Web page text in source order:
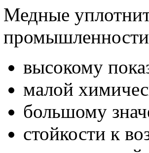
Медные
промышленности
высокому
малой
большому
стойкости к